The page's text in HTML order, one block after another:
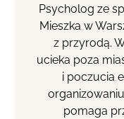
Psycholog ze
Mieszka w
z przyrodą.
ucieka poza
i poczucia
pomaga